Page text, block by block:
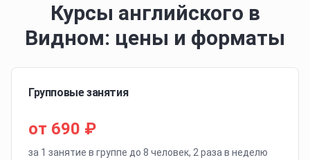
Курсы английского в
Видном: цены и форматы
Групповые занятия
от 690 ₽
за 1 занятие в группе до 8 человек, 2 раза в неделю